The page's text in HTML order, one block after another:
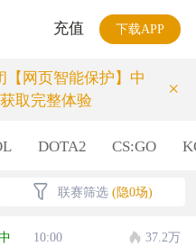
充值 下载APP
【网页智能保护】中
取完整体验
×
DOTA2 CS:GO
联赛筛选 (隐0场)
10:00 37.2万